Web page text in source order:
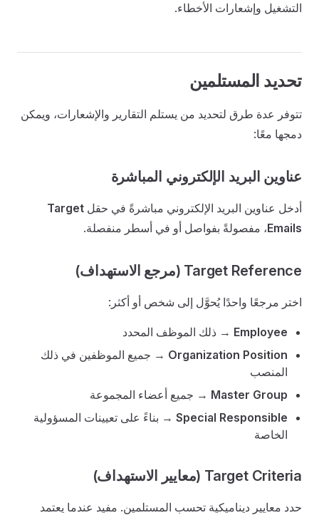
التشغيل وإشعارات الأخطاء.
تحديد المستلمين
تتوفر عدة طرق لتحديد من يستلم التقارير والإشعارات، ويمكن
دمجها معًا:
عناوين البريد الإلكتروني المباشرة
أدخل عناوين البريد الإلكتروني مباشرةً في حقل Target
Emails، مفصولةً بفواصل أو في أسطر منفصلة.
Target Reference (مرجع الاستهداف)
اختر مرجعًا واحدًا يُحوَّل إلى شخص أو أكثر:
Employee → ذلك الموظف المحدد
Organization Position → جميع الموظفين في ذلك
المنصب
Master Group → جميع أعضاء المجموعة
Special Responsible → بناءً على تعيينات المسؤولية
الخاصة
Target Criteria (معايير الاستهداف)
حدد معايير ديناميكية تحسب المستلمين. مفيد عندما يعتمد